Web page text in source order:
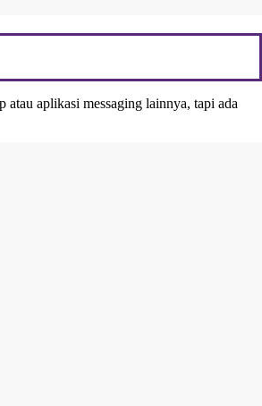
aplikasi messaging lainnya, tapi ada